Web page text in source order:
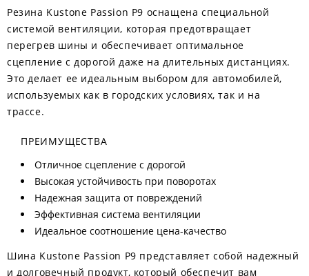
Резина Kustone Passion P9 оснащена специальной
системой вентиляции, которая предотвращает
перегрев шины и обеспечивает оптимальное
сцепление с дорогой даже на длительных дистанциях.
Это делает ее идеальным выбором для автомобилей,
используемых как в городских условиях, так и на
трассе.
ПРЕИМУЩЕСТВА
Отличное сцепление с дорогой
Высокая устойчивость при поворотах
Надежная защита от повреждений
Эффективная система вентиляции
Идеальное соотношение цена-качество
Шина Kustone Passion P9 представляет собой надежный
и долговечный продукт, который обеспечит вам